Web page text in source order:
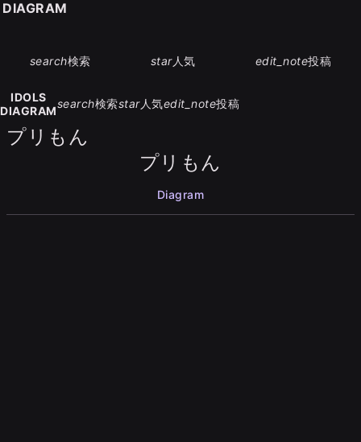
search検索 star人気 edit_note投稿
IDOLS
DIAGRAM
search検索star人気edit_note投稿
プリもん
プリもん
Diagram